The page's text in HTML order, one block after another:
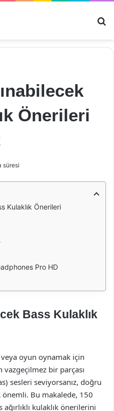
Önerileri
süresi
Kulaklık Önerileri
Pro HD
Bass Kulaklık
oyun oynamak için
vazgeçilmez bir parçası
sesleri seviyorsanız, doğru
önemli. Bu makalede, 150
ağırlıklı kulaklık önerilerini